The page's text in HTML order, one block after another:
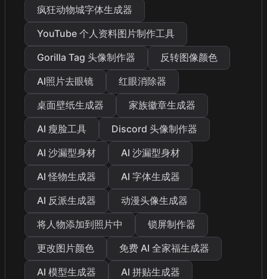
疯狂动物城字体生成器
YouTube 个人资料图片制作工具
Gorilla Tag 头像制作器
反转图像颜色
AI照片去眼镜
红眼消除器
桌面壁纸生成器
家族徽章生成器
AI 瘦脸工具
Discord 头像制作器
AI 沙漏型身材
AI 沙漏型身材
AI 怪物生成器
AI 字体生成器
AI 反派生成器
动漫头像生成器
将人物添加到照片中
锁屏制作器
更改图片颜色
免费 AI 全家福生成器
AI 模型生成器
AI 拼贴生成器